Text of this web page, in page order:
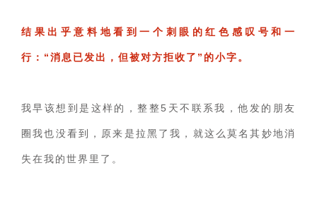
结果出乎意料地看到一个刺眼的红色感叹号和一
行：“消息已发出，但被对方拒收了”的小字。
我早该想到是这样的，整整5天不联系我，他发的朋友
圈我也没看到，原来是拉黑了我，就这么莫名其妙地消
失在我的世界里了。